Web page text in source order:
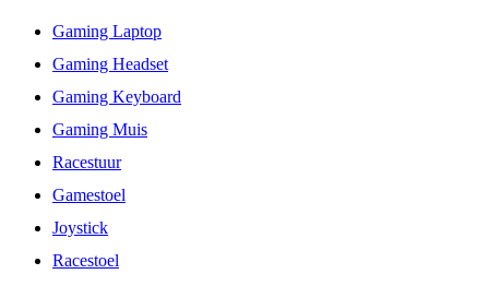
Gaming Laptop
Gaming Headset
Gaming Keyboard
Gaming Muis
Racestuur
Gamestoel
Joystick
Racestoel